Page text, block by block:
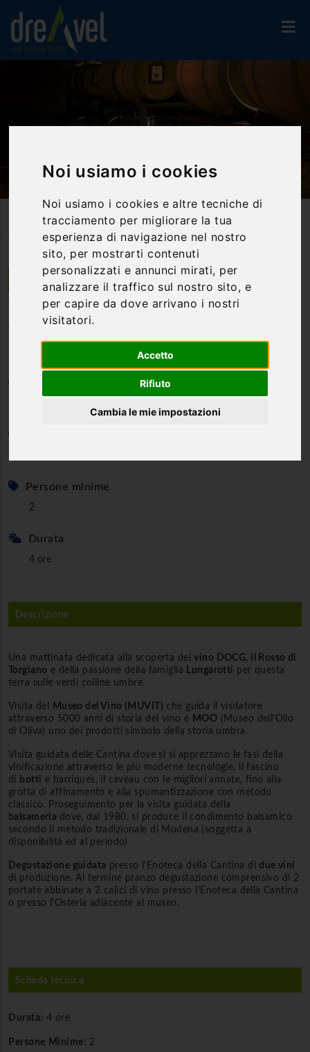
Noi usiamo i cookies
Noi usiamo i cookies e altre tecniche di
tracciamento per migliorare la tua
esperienza di navigazione nel nostro
sito, per mostrarti contenuti
personalizzati e annunci mirati, per
analizzare il traffico sul nostro sito, e
per capire da dove arrivano i nostri
visitatori.
Accetto
Rifiuto
Cambia le mie impostazioni
Torgiano Experience: Passione Totale Per Il Rosso DOCG
Torgiano | Umbria
Torgiano Experience: passione
totale per il Rosso DOCG
Persone minime
2
Durata
4 ore
Descrizione
Una mattinata dedicata alla scoperta delvino DOCG, il Rosso di
Torgiano e della passione della famiglia Lungarotti per questa
terra sulle verdi colline umbre.
Visita del Museo del Vino (MUVIT) che guida il visitatore
attraverso 5000 anni di storia del vino e MOO (Museo dell'Olio
di Oliva) uno dei prodotti simbolo della storia umbra.
Visita guidata delle Cantina dove si si apprezzano le fasi della
vinificazione attraverso le più moderne tecnologie, il fascino
di
botti e barriques, il caveau con le migliori annate, fino alla
grotta di affinamento e alla spumantizzazione con metodo
classico. Proseguimento per la visita guidata della
balsameria dove, dal 1980, si produce il condimento balsamico
secondo il metodo tradizionale di Modena (soggetta a
disponibilità ed al periodo)
Degustazione guidata presso l'Enoteca della Cantina di due vini
di produzione. Al termine pranzo degustazione comprensivo di 2
portate abbinate a 2 calici di vino presso l'Enoteca della Cantina
o presso l'Osteria adiacente al museo.
Scheda tecnica
Durata: 4 ore
Persone Minime: 2